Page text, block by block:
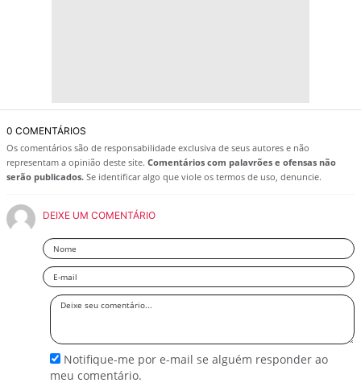
0 COMENTÁRIOS
Os comentários são de responsabilidade exclusiva de seus autores e não
representam a opinião deste site. Comentários com palavrões e ofensas não
serão publicados. Se identificar algo que viole os termos de uso, denuncie.
DEIXE UM COMENTÁRIO
Nome
Email
Deixe
Notifique-me por e-mail se alguém responder ao
meu comentário.